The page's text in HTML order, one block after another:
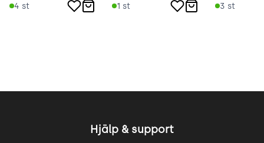
4 st 1 st 3 st
Hjälp & support